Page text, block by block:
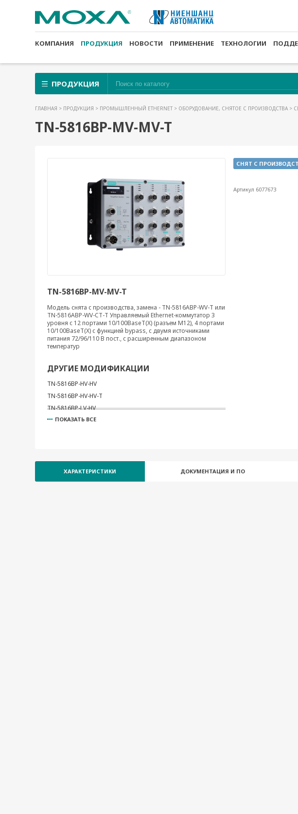
КОМПАНИЯ ПРОДУКЦИЯ НОВОСТИ ПРИМЕНЕНИЕ ТЕХНОЛОГИИ
ПРОДУКЦИЯ
ГЛАВНАЯ > ПРОДУКЦИЯ > ПРОМЫШЛЕННЫЙ ETHERNET > ОБОРУДОВАНИЕ, СНЯТОЕ С ПРОИЗВОДСТВА >
TN-5816BP-MV-MV-T
СНЯТ С
Артикул 6077673
TN-5816BP-MV-MV-T
Модель снята с производства, замена - TN-5816ABP-WV-T или
TN-5816ABP-WV-CT-T Управляемый Ethernet-коммутатор 3
уровня с 12 портами 10/100BaseT(X) (разъем M12), 4 портами
10/100BaseT(X) с функцией bypass, с двумя источниками
питания 72/96/110 В пост., с расширенным диапазоном
температур
ДРУГИЕ МОДИФИКАЦИИ
TN-5816BP-HV-HV
TN-5816BP-HV-HV-T
TN-5816BP-LV-HV
TN-5816BP-LV-HV-T
TN-5816BP-LV-MV-T
TN-5816BP-MV-HV
ПОКАЗАТЬ ВСЕ
ХАРАКТЕРИСТИКИ ДОКУМЕНТАЦИЯ И ПО